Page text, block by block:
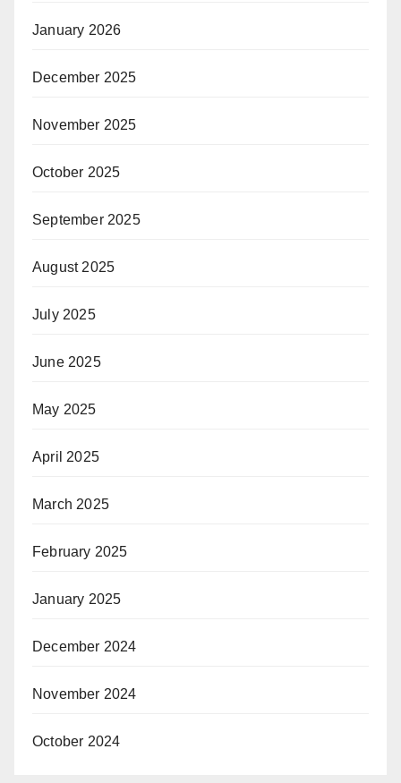
January 2026
December 2025
November 2025
October 2025
September 2025
August 2025
July 2025
June 2025
May 2025
April 2025
March 2025
February 2025
January 2025
December 2024
November 2024
October 2024